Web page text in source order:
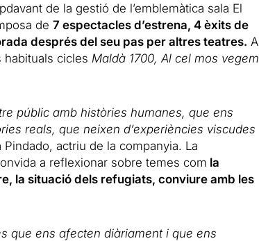
de la gestió de l’emblemàtica sala El
de 7 espectacles d’estrena, 4 èxits de
després del seu pas per altres teatres. A
habituals cicles Maldà 1700, Al cel mos vegem
públic amb històries humanes, que ens
reals, que neixen d’experiències viscudes
Pindado, actriu de la companyia. La
a reflexionar sobre temes com la
la situació dels refugiats, conviure amb les
que ens afecten diàriament i que ens